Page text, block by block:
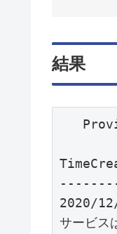
結果
2020/
サー